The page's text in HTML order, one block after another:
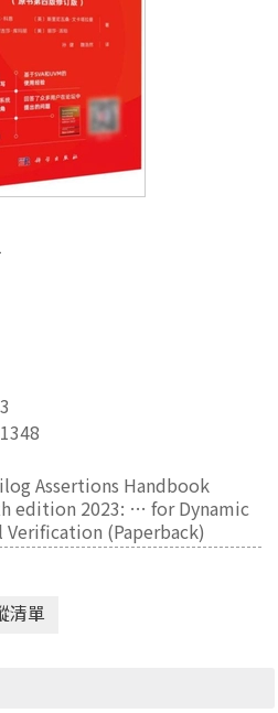
Assertions Handbook
edition 2023: … for Dynamic
Verification (Paperback)